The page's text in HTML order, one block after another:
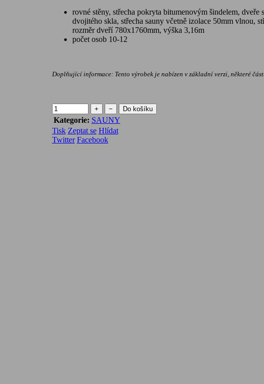
rovné stěny, střecha pokryta bitumenovým šindelem,
dvojitého skla, střecha sauny včetně izolace 50mm vlnou,
rozměr dveří 780x1760mm, výška 3,16m
počet osob 10-12
Doplňující informace: Tento výrobek je nabízen v základní verzi, některé
+ − Do košíku
Kategorie: SAUNY
Tisk Zeptat se Hlídat
Twitter Facebook